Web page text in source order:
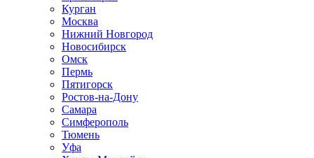
Курган
Москва
Нижний Новгород
Новосибирск
Омск
Пермь
Пятигорск
Ростов-на-Дону
Самара
Симферополь
Тюмень
Уфа